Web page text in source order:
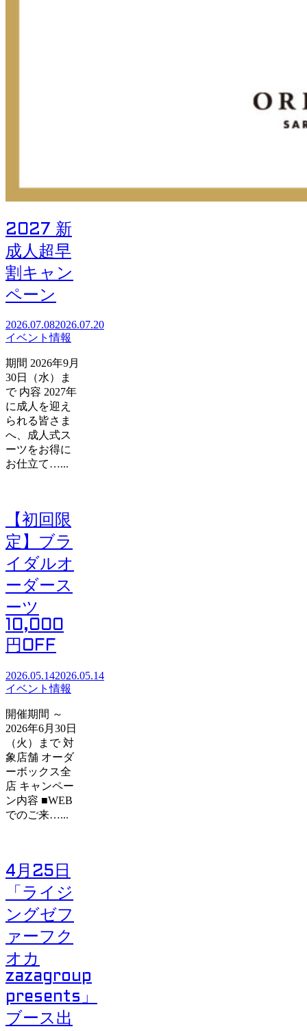
2027 新
成人超早
割キャン
ペーン
2026.07.082026.07.20
イベント情報
期間 2026年9月
30日（水）ま
で 内容 2027年
に成人を迎え
られる皆さま
へ、成人式ス
ーツをお得に
お仕立て…...
【初回限
定】ブラ
イダルオ
ーダース
ーツ
10,000
円OFF
2026.05.142026.05.14
イベント情報
開催期間 ～
2026年6月30日
（火）まで 対
象店舗 オーダ
ーボックス全
店 キャンペー
ン内容 ■WEB
でのご来…...
4月25日
「ライジ
ングゼフ
ァーフク
オカ
zazagroup
presents」
ブース出